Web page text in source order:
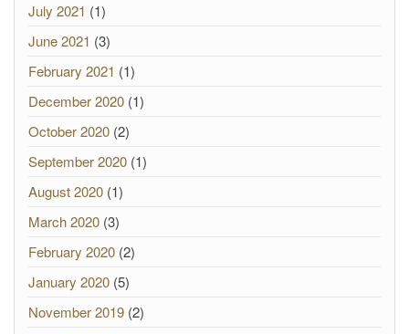
July 2021 (1)
June 2021 (3)
February 2021 (1)
December 2020 (1)
October 2020 (2)
September 2020 (1)
August 2020 (1)
March 2020 (3)
February 2020 (2)
January 2020 (5)
November 2019 (2)